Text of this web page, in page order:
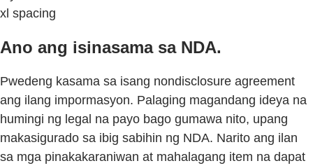
xl spacing
Ano ang isinasama sa NDA.
Pwedeng kasama sa isang nondisclosure agreement
ang ilang impormasyon. Palaging magandang ideya na
humingi ng legal na payo bago gumawa nito, upang
makasigurado sa ibig sabihin ng NDA. Narito ang ilan
sa mga pinakakaraniwan at mahalagang item na dapat